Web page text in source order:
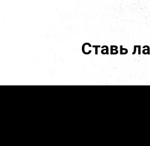
Ставь